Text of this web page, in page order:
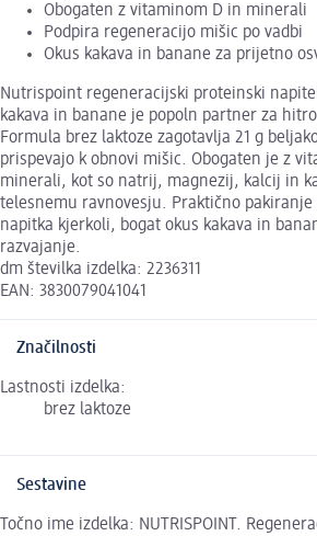
Obogaten z vitaminom D in minerali
Podpira regeneracijo mišic po vadbi
Okus kakava in banane za prijetno
Nutrispoint regeneracijski proteinski
kakava in banane je popoln partner za
Formula brez laktoze zagotavlja 21 g
prispevajo k obnovi mišic. Obogaten je z
minerali, kot so natrij, magnezij, kalcij in
telesnemu ravnovesju. Praktično pakiranje
napitka kjerkoli, bogat okus kakava in
razvajanje.
dm številka izdelka: 2236311
EAN: 3830079041041
Značilnosti
Lastnosti izdelka:
brez laktoze
Sestavine
Točno ime izdelka: NUTRISPOINT.